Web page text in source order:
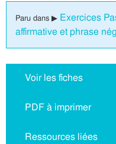
Paru dans ▶ Exercices
affirmative et phrase
Voir les fiches
PDF à imprimer
Ressources liées